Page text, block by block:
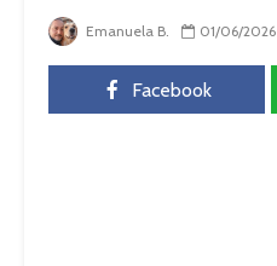
Emanuela B. 01/06/2026
Facebook